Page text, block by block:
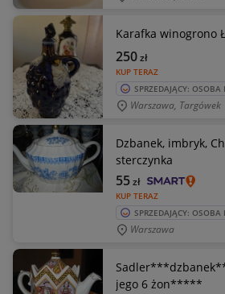
Karafka winogrono
KUP TERAZ
250zł
SPRZEDAJĄCY: OSOBA
Warszawa, Targówek
Dzbanek, imbryk,
sterczynka
KUP TERAZ
55zł
SPRZEDAJĄCY: OSOBA
Warszawa
jego 6 żon*****